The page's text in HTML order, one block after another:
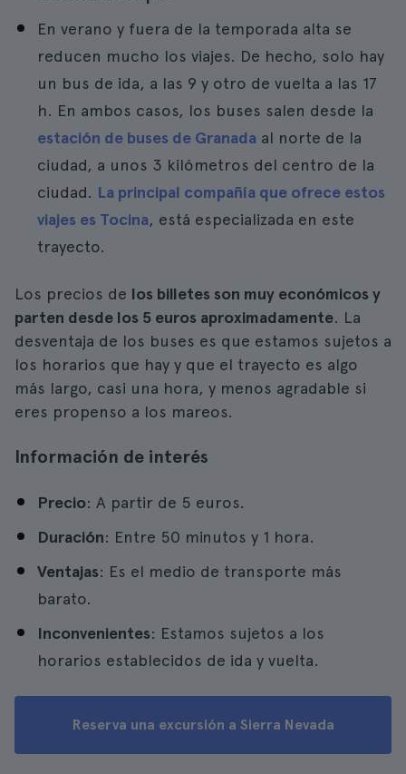
En verano y fuera de la temporada alta se
reducen mucho los viajes. De hecho, solo hay
un bus de ida, a las 9 y otro de vuelta a las 17
h. En ambos casos, los buses salen desde la
estación de buses de Granada al norte de la
ciudad, a unos 3 kilómetros del centro de la
ciudad. La principal compañía que ofrece estos
viajes es Tocina, está especializada en este
trayecto.
Los precios de los billetes son muy económicos y
parten desde los 5 euros aproximadamente. La
desventaja de los buses es que estamos sujetos a
los horarios que hay y que el trayecto es algo
más largo, casi una hora, y menos agradable si
eres propenso a los mareos.
Información de interés
Precio: A partir de 5 euros.
Duración: Entre 50 minutos y 1 hora.
Ventajas: Es el medio de transporte más
barato.
Inconvenientes: Estamos sujetos a los
horarios establecidos de ida y vuelta.
Reserva una excursión a Sierra Nevada